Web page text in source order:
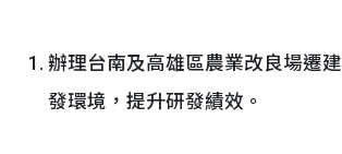
辦理台南及高雄區農業改良場遷
發環境，提升研發績效。